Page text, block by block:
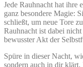
Jede Rauhnacht hat ihre
ganz besondere Magie:
schließt, um neue Tore
Rauhnacht ist dabei
bewusster Akt der
Spüre in dieser Nacht,
sondern auch in dir